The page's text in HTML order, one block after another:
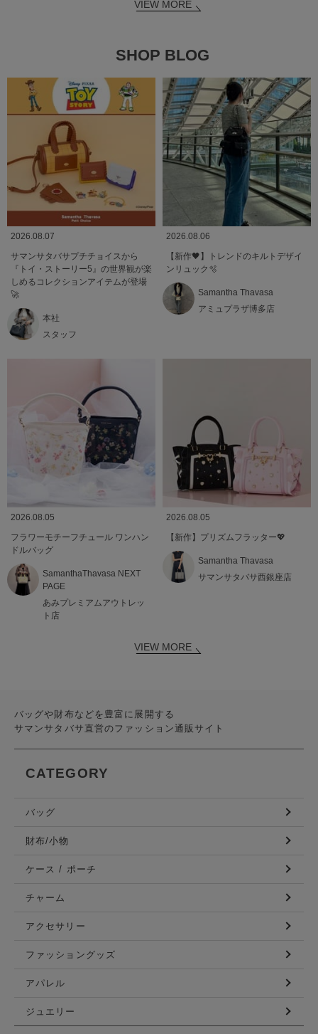
VIEW MORE
SHOP BLOG
2026.08.07
サマンサタバサプチチョイスから
『トイ・ストーリー5』の世界観が楽
しめるコレクションアイテムが登場
🚀
本社
スタッフ
2026.08.06
【新作🖤】トレンドのキルトデザイ
ンリュック🫧
Samantha Thavasa
アミュプラザ博多店
2026.08.05
フラワーモチーフチュール ワンハン
ドルバッグ
SamanthaThavasa NEXT
PAGE
あみプレミアムアウトレッ
ト店
2026.08.05
【新作】プリズムフラッター💖
Samantha Thavasa
サマンサタバサ西銀座店
VIEW MORE
バッグや財布などを豊富に展開する
サマンサタバサ直営のファッション通販サイト
CATEGORY
バッグ
財布/小物
ケース / ポーチ
チャーム
アクセサリー
ファッショングッズ
アパレル
ジュエリー